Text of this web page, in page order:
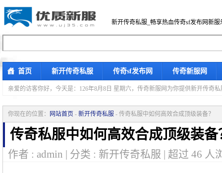
新开传奇私服_畅享热血传奇sf发布网新服
首页 新开传奇私服 传奇sf发布网 传奇新服网
亲爱的访客你好， 今天是：126年8月8日 星期六，传奇新服网为你提供新开传奇
你现在的位置： 网站首页 - 新开传奇私服 - 传奇私服中如何高效合成顶级装备？
传奇私服中如何高效合成顶级装备
作者 : admin | 分类 : 新开传奇私服 | 超过 46 人